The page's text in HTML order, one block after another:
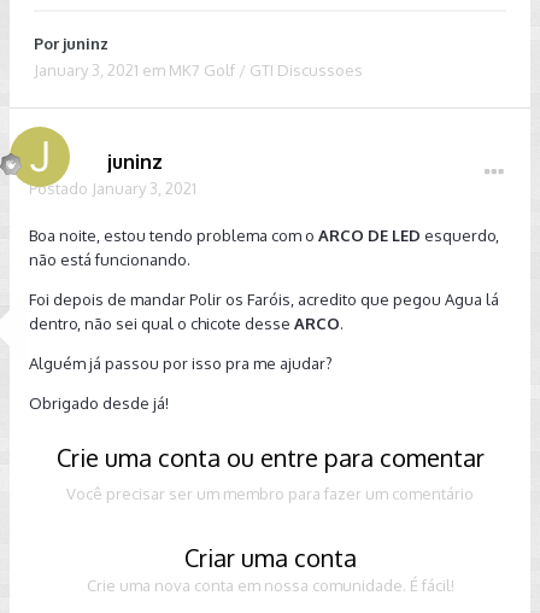
Por juninz
January 3, 2021 em MK7 Golf / GTI Discussoes
juninz
Postado January 3, 2021
Boa noite, estou tendo problema com o ARCO DE LED esquerdo,
não está funcionando.
Foi depois de mandar Polir os Faróis, acredito que pegou Agua lá
dentro, não sei qual o chicote desse ARCO.
Alguém já passou por isso pra me ajudar?
Obrigado desde já!
Crie uma conta ou entre para comentar
Você precisar ser um membro para fazer um comentário
Criar uma conta
Crie uma nova conta em nossa comunidade. É fácil!